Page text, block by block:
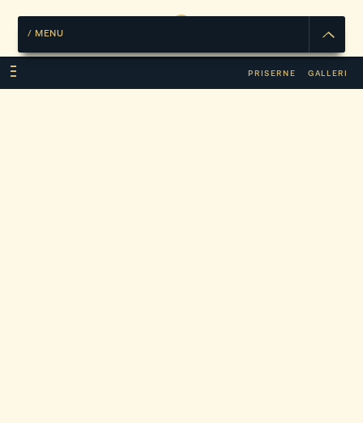
PRISERNE GALLERI
/ MENU